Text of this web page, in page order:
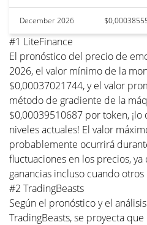
December 2026
#1 LiteFinance
El pronóstico del precio de
2026, el valor mínimo de la
$0,00037021744, y el valor
método de gradiente de la
$0,00039510687 por token,
niveles actuales! El valor
probablemente ocurrirá
fluctuaciones en los precios,
ganancias incluso cuando
#2 TradingBeasts
Según el pronóstico y el
TradingBeasts, se proyecta